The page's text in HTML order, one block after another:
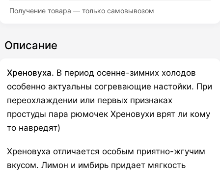
Получение товара — только самовывозом
Описание
Хреновуха. В период осенне-зимних холодов
особенно актуальны согревающие настойки. При
переохлаждении или первых признаках
простуды пара рюмочек Хреновухи врят ли кому
то навредят)
Хреновуха отличается особым приятно-жгучим
вкусом. Лимон и имбирь придает мягкость